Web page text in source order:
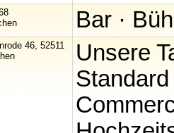
Bar ·
46, 52511
Unsere